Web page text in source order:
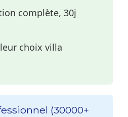
complète, 30j
choix villa
(30000+